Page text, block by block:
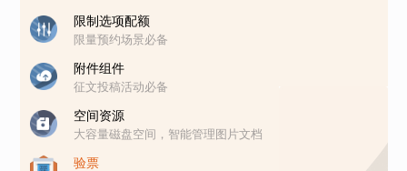
限制选项配额
限量预约场景必备
附件组件
征文投稿活动必备
空间资源
大容量磁盘空间，智能管理图片文档
验票